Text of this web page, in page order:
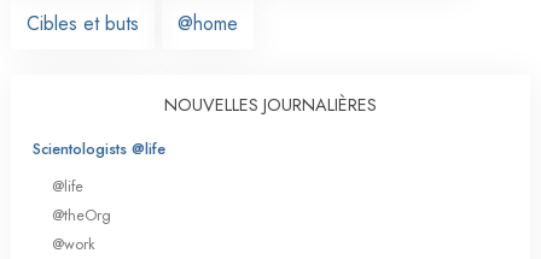
Cibles et buts @home
NOUVELLES JOURNALIÈRES
Scientologists @life
@life
@theOrg
@work